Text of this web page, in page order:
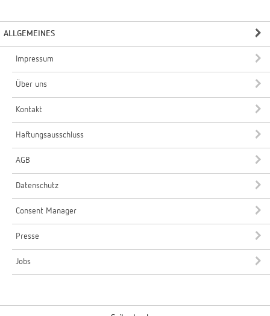
ALLGEMEINES
Impressum
Über uns
Kontakt
Haftungsausschluss
AGB
Datenschutz
Consent Manager
Presse
Jobs